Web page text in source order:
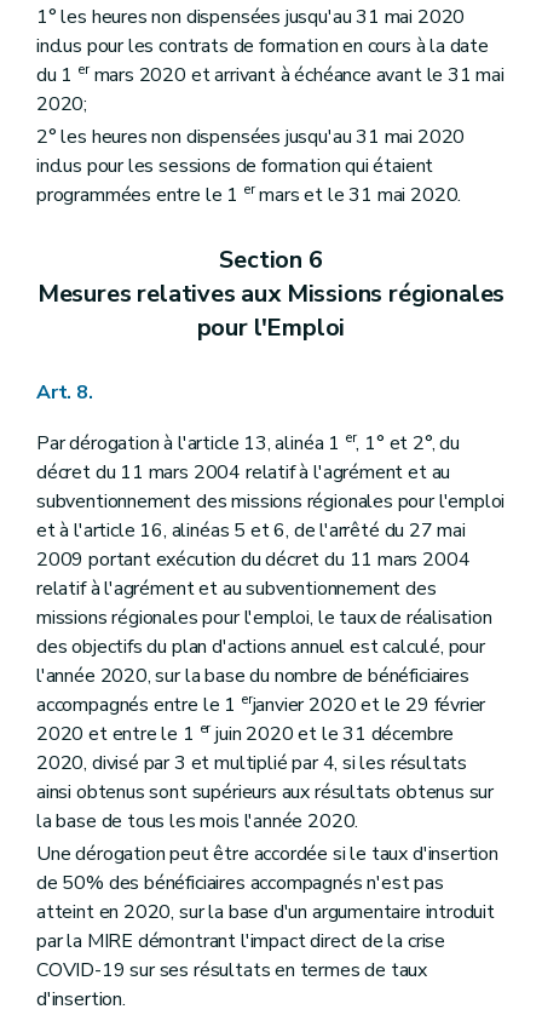
1° les heures non dispensées jusqu'au 31 mai 2020
inclus pour les contrats de formation en cours à la date
du 1 ermars 2020 et arrivant à échéance avant le 31 mai
2020;
2° les heures non dispensées jusqu'au 31 mai 2020
inclus pour les sessions de formation qui étaient
programmées entre le 1 ermars et le 31 mai 2020.
Section 6
Mesures relatives aux Missions régionales
pour l'Emploi
Art. 8.
Par dérogation à l'article 13, alinéa 1 er, 1° et 2°, du
décret du 11 mars 2004 relatif à l'agrément et au
subventionnement des missions régionales pour l'emploi
et à l'article 16, alinéas 5 et 6, de l'arrêté du 27 mai
2009 portant exécution du décret du 11 mars 2004
relatif à l'agrément et au subventionnement des
missions régionales pour l'emploi, le taux de réalisation
des objectifs du plan d'actions annuel est calculé, pour
l'année 2020, sur la base du nombre de bénéficiaires
accompagnés entre le 1 erjanvier 2020 et le 29 février
2020 et entre le 1 erjuin 2020 et le 31 décembre
2020, divisé par 3 et multiplié par 4, si les résultats
ainsi obtenus sont supérieurs aux résultats obtenus sur
la base de tous les mois l'année 2020.
Une dérogation peut être accordée si le taux d'insertion
de 50% des bénéficiaires accompagnés n'est pas
atteint en 2020, sur la base d'un argumentaire introduit
par la MIRE démontrant l'impact direct de la crise
COVID-19 sur ses résultats en termes de taux
d'insertion.